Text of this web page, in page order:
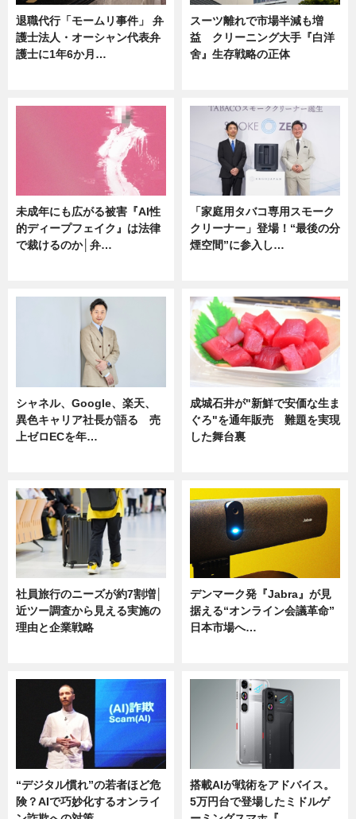
退職代行「モームリ事件」 弁
護士法人・オーシャン代表弁
護士に1年6か月…
スーツ離れで市場半減も増
益 クリーニング大手『白洋
舍』生存戦略の正体
未成年にも広がる被害『AI性
的ディープフェイク』は法律
で裁けるのか│弁…
「家庭用タバコ専用スモーク
クリーナー」登場！“最後の分
煙空間”に参入し…
シャネル、Google、楽天、
異色キャリア社長が語る 売
上ゼロECを年…
成城石井が"新鮮で安価な生ま
ぐろ"を通年販売 難題を実現
した舞台裏
社員旅行のニーズが約7割増│
近ツー調査から見える実施の
理由と企業戦略
デンマーク発『Jabra』が見
据える“オンライン会議革命”
日本市場へ…
“デジタル慣れ”の若者ほど危
険？AIで巧妙化するオンライ
搭載AIが戦術をアドバイス。
5万円台で登場したミドルゲ